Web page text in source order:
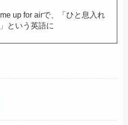
up for airで、「ひと息入れ
という英語に